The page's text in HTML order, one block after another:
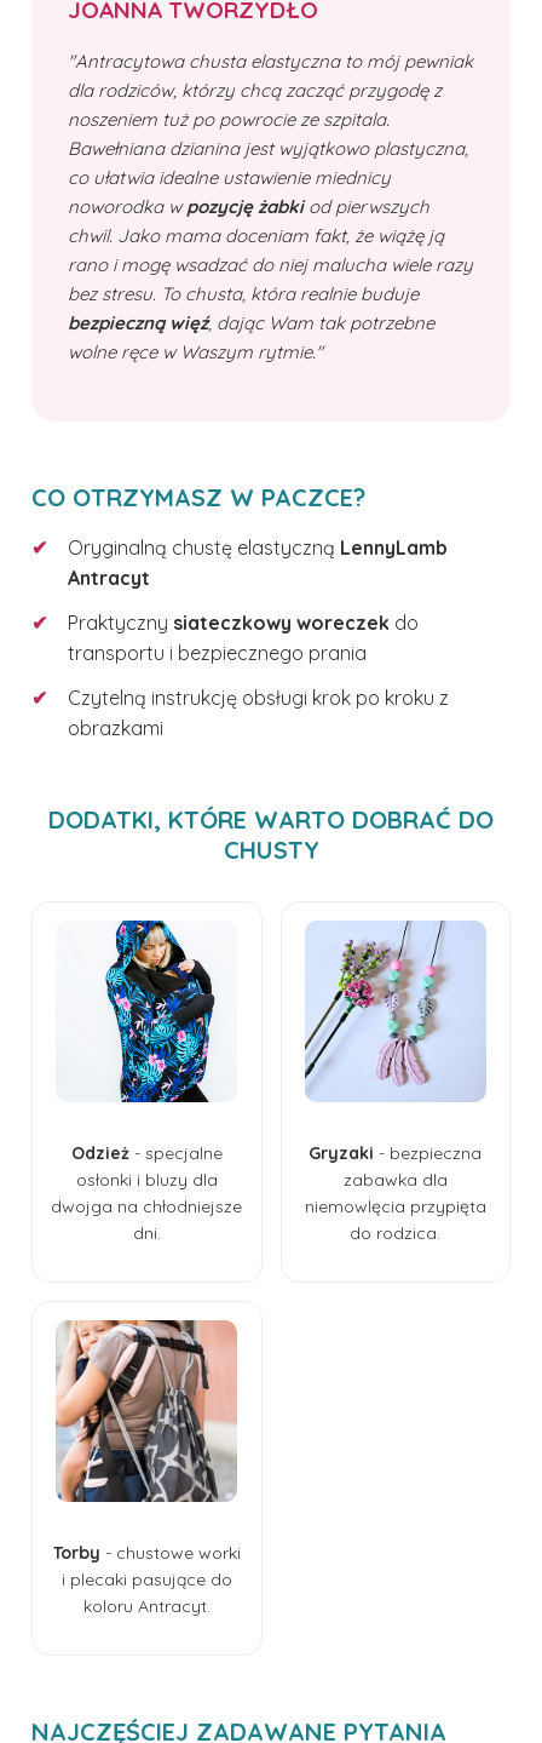
JOANNA TWORZYDŁO
"Antracytowa chusta elastyczna to mój pewniak
dla rodziców, którzy chcą zacząć przygodę z
noszeniem tuż po powrocie ze szpitala.
Bawełniana dzianina jest wyjątkowo plastyczna,
co ułatwia idealne ustawienie miednicy
noworodka wpozycję żabkiod pierwszych
chwil. Jako mama doceniam fakt, że wiążę ją
rano i mogę wsadzać do niej malucha wiele razy
bez stresu. To chusta, która realnie buduje
bezpieczną więź, dając Wam tak potrzebne
wolne ręce w Waszym rytmie."
CO OTRZYMASZ W PACZCE?
✔ Oryginalną chustę elastyczną LennyLamb
Antracyt
✔
Praktyczny siateczkowy woreczek do
transportu i bezpiecznego prania
✔
Czytelną instrukcję obsługi krok po kroku z
obrazkami
DODATKI, KTÓRE WARTO DOBRAĆ DO
CHUSTY
Odzież- specjalne
osłonki i bluzy dla
dwojga na chłodniejsze
dni.
Gryzaki - bezpieczna
zabawka dla
niemowlęcia przypięta
do rodzica.
Torby - chustowe worki
i plecaki pasujące do
koloru Antracyt.
NAJCZĘŚCIEJ ZADAWANE PYTANIA